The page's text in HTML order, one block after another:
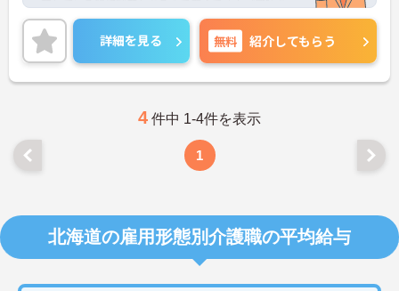
お持ちの方には詳細の情報や面接のポイントをお伝
えしますのでお気軽にお問い合わせくださいませ。
詳細を見る 無料 紹介してもらう
4 件中 1-4件を表示
1
北海道の雇用形態別介護職の平均給与